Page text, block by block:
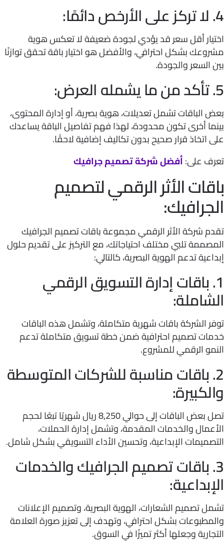
أقل سعر قد يؤدي لجودة ضعيفة لا تعكس هوية
بشكل احترافي، والأفضل هو اختيار باقة تحقق توازنًا
والجودة.
تشمل تعديلات، هوية بصرية، أو إدارة المحتوى،
أخرى تكون محدودة، لهذا فهم تفاصيل الباقة يساعدك
قرار صحيح بدون تكاليف إضافية لاحقًا.
على:أفضل شركة تصميم جرافيك
الأثر الرقمي لتصميم
شركة الأثر الرقمي مجموعة باقات تصميم الجرافيك
تلبي مختلف احتياجاتك، مع التركيز على تقديم حلول
تدعم الهوية البصرية، كالتالي:
باقات إدارة التسويق الرقمي
الشركة باقات شهرية متكاملة، وتشمل هذه الباقات
تصميم احترافية ضمن خطة تسويق متكاملة تدعم
الرقمي للمشروع.
باقات مناسبة للشركات المتوسطة
تصل بعض الباقات إلى حوالي 8,250 ريال شهريًا تبعًا لحجم
والخدمات المقدمة، وتشمل إدارة الحملات،
الإبداعية، وتحسين الأداء التسويقي بشكل شامل.
باقات تصميم الجرافيك والخدمات
تصميم الشعارات، الهوية البصرية، وتصميم الإعلانات
بشكل احترافي، وتهدف إلى تعزيز صورة العلامة
وجعلها أكثر تميزًا في السوق.